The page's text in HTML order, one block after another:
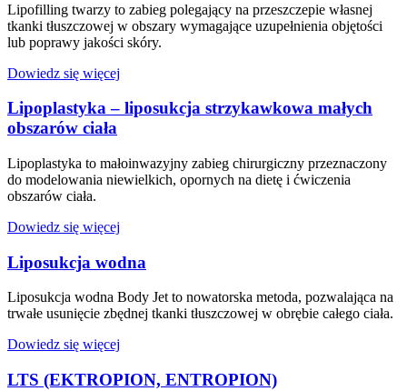
Lipofilling twarzy to zabieg polegający na przeszczepie własnej
tkanki tłuszczowej w obszary wymagające uzupełnienia objętości
lub poprawy jakości skóry.
Dowiedz się więcej
Lipoplastyka – liposukcja strzykawkowa małych
obszarów ciała
Lipoplastyka to małoinwazyjny zabieg chirurgiczny przeznaczony
do modelowania niewielkich, opornych na dietę i ćwiczenia
obszarów ciała.
Dowiedz się więcej
Liposukcja wodna
Liposukcja wodna Body Jet to nowatorska metoda, pozwalająca na
trwałe usunięcie zbędnej tkanki tłuszczowej w obrębie całego ciała.
Dowiedz się więcej
LTS (EKTROPION, ENTROPION)